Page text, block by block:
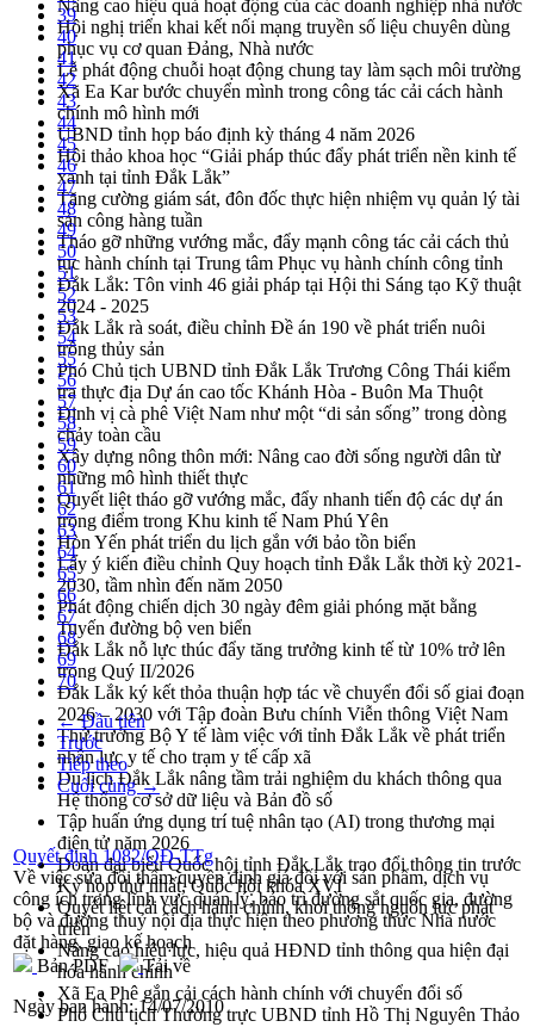
Nâng cao hiệu quả hoạt động của các doanh nghiệp nhà nước
Hội nghị triển khai kết nối mạng truyền số liệu chuyên dùng
phục vụ cơ quan Đảng, Nhà nước
Lễ phát động chuỗi hoạt động chung tay làm sạch môi trường
Xã Ea Kar bước chuyển mình trong công tác cải cách hành
chính mô hình mới
UBND tỉnh họp báo định kỳ tháng 4 năm 2026
Hội thảo khoa học “Giải pháp thúc đẩy phát triển nền kinh tế
xanh tại tỉnh Đắk Lắk”
Tăng cường giám sát, đôn đốc thực hiện nhiệm vụ quản lý tài
sản công hàng tuần
Tháo gỡ những vướng mắc, đẩy mạnh công tác cải cách thủ
tục hành chính tại Trung tâm Phục vụ hành chính công tỉnh
Đắk Lắk: Tôn vinh 46 giải pháp tại Hội thi Sáng tạo Kỹ thuật
2024 - 2025
Đắk Lắk rà soát, điều chỉnh Đề án 190 về phát triển nuôi
trồng thủy sản
Phó Chủ tịch UBND tỉnh Đắk Lắk Trương Công Thái kiểm
tra thực địa Dự án cao tốc Khánh Hòa - Buôn Ma Thuột
Định vị cà phê Việt Nam như một “di sản sống” trong dòng
chảy toàn cầu
Xây dựng nông thôn mới: Nâng cao đời sống người dân từ
những mô hình thiết thực
Quyết liệt tháo gỡ vướng mắc, đẩy nhanh tiến độ các dự án
trọng điểm trong Khu kinh tế Nam Phú Yên
Hòn Yến phát triển du lịch gắn với bảo tồn biển
Lấy ý kiến điều chỉnh Quy hoạch tỉnh Đắk Lắk thời kỳ 2021-
2030, tầm nhìn đến năm 2050
Phát động chiến dịch 30 ngày đêm giải phóng mặt bằng
Tuyến đường bộ ven biển
Đắk Lắk nỗ lực thúc đẩy tăng trưởng kinh tế từ 10% trở lên
trong Quý II/2026
Đắk Lắk ký kết thỏa thuận hợp tác về chuyển đổi số giai đoạn
2026 – 2030 với Tập đoàn Bưu chính Viễn thông Việt Nam
Thứ trưởng Bộ Y tế làm việc với tỉnh Đắk Lắk về phát triển
nhân lực y tế cho trạm y tế cấp xã
Du lịch Đắk Lắk nâng tầm trải nghiệm du khách thông qua
Hệ thống cơ sở dữ liệu và Bản đồ số
Tập huấn ứng dụng trí tuệ nhân tạo (AI) trong thương mại
điện tử năm 2026
Đoàn đại biểu Quốc hội tỉnh Đắk Lắk trao đổi thông tin trước
Kỳ họp thứ nhất, Quốc hội khóa XVI
Quyết liệt cải cách hành chính, khơi thông nguồn lực phát
triển
Nâng cao hiệu lực, hiệu quả HĐND tỉnh thông qua hiện đại
hóa hành chính
Xã Ea Phê gắn cải cách hành chính với chuyển đổi số
Phó Chủ tịch Thường trực UBND tỉnh Hồ Thị Nguyên Thảo
39
40
41
42
43
44
45
46
47
48
49
50
51
52
53
54
55
56
57
58
59
60
61
62
63
64
65
66
67
68
69
70
← Đầu tiên
Trước
Tiếp theo
Cuối cùng →
Quyết định 1082/QĐ-TTg
Về việc sửa đổi thẩm quyền định giá đối với sản phẩm, dịch vụ
công ích trong lĩnh vực quản lý, bảo trì đường sắt quốc gia, đường
bộ và đường thuỷ nội địa thực hiện theo phương thức Nhà nước
đặt hàng, giao kế hoạch
Bản PDF
Tải về
Ngày ban hành:14/07/2010